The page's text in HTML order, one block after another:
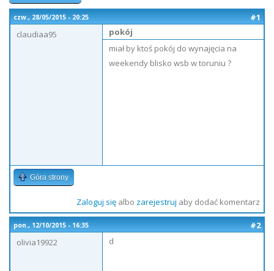
czw., 28/05/2015 - 20:25
#1
claudiaa95
pokój
miał by ktoś pokój do wynajęcia na
weekendy blisko wsb w toruniu ?
Góra strony
Zaloguj sięalbo zarejestruj aby dodać komentarz
pon., 12/10/2015 - 16:35
#2
olivia19922
d